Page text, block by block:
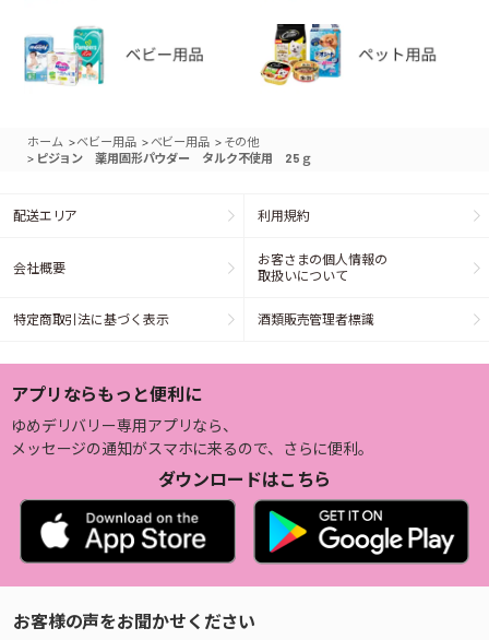
ホーム >ベビー用品 > ベビー用品 > その他
> ピジョン 薬用固形パウダー タルク不使用 25ｇ
配送エリア 利用規約
会社概要
お客さまの個人情報の
取扱いについて
特定商取引法に基づく表示 酒類販売管理者標識
アプリならもっと便利に
ゆめデリバリー専用アプリなら、
メッセージの通知がスマホに来るので、さらに便利。
ダウンロードはこちら
お客様の声をお聞かせください